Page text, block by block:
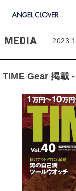
エン
MEDIA
TIME Gear 掲載